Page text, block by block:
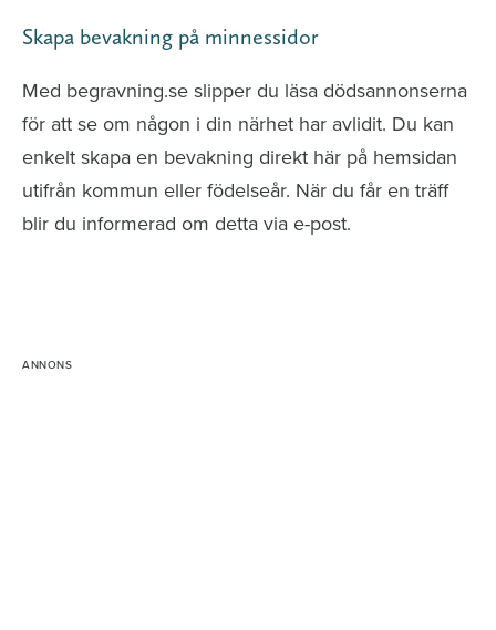
Skapa bevakning på minnessidor
Med begravning.se slipper du läsa dödsannonserna
för att se om någon i din närhet har avlidit. Du kan
enkelt skapa en bevakning direkt här på hemsidan
utifrån kommun eller födelseår. När du får en träff
blir du informerad om detta via e-post.